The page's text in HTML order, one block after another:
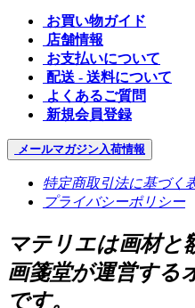
お買い物ガイド
店舗情報
お支払いについて
配送 - 送料について
よくあるご質問
新規会員登録
メールマガジン入荷情報
特定商取引法に基づく
プライバシーポリシー
マテリエは画材と
画箋堂が運営する
です。